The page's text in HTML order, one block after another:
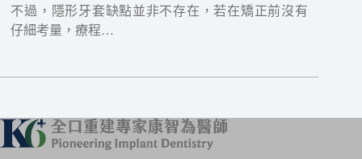
不過，隱形牙套缺點並非不存在，若在矯正前沒有
仔細考量，療程…